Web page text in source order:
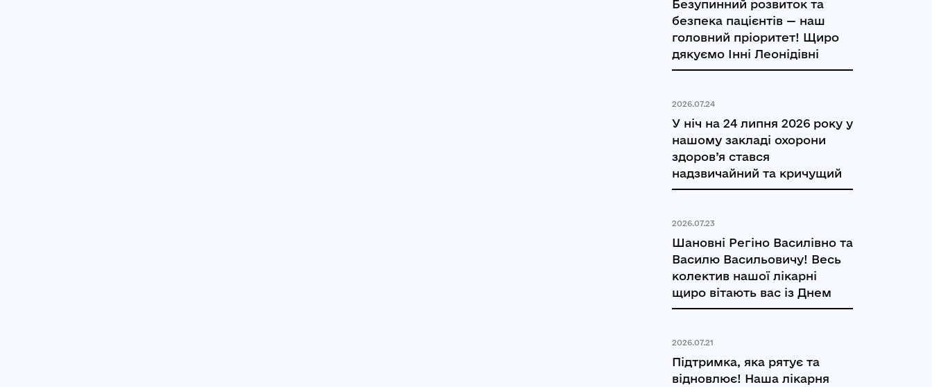
Безупинний розвиток та
безпека пацієнтів — наш
головний пріоритет! Щиро
дякуємо Інні Леонідівні
2026.07.24
У ніч на 24 липня 2026 року у
нашому закладі охорони
здоров’я стався
надзвичайний та кричущий
2026.07.23
Шановні Регіно Василівно та
Василю Васильовичу! Весь
колектив нашої лікарні
щиро вітають вас із Днем
2026.07.21
Підтримка, яка рятує та
відновлює! Наша лікарня